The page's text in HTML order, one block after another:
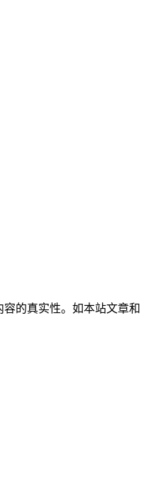
的真实性。如本站文章和